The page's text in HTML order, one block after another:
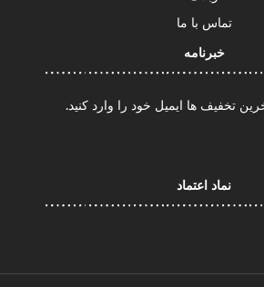
تماس با ما
خبرنامه
تخفیف ها ایمیل خود را وارد کنید.
نماد اعتماد